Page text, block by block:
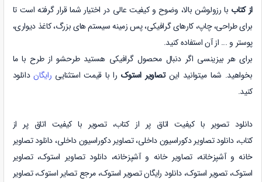
از کتاب با رزولوشن بالا، وضوح و کیفیت عالی در اختیار شما قرار گرفته است تا
برای طراحی، چاپ، کارهای گرافیکی، پس زمینه سیستم های بزرگ، کاغذ دیواری،
پوستر و ... از آن استفاده کنید.
برای هر بیزینسی اگر دنبال محصول گرافیکی هستید طرحشو از طرح با ما
بخواهید. شما میتوانید این تصاویر استوک را با قیمت استثنایی رایگان دانلود
کنید.
دانلود تصویر با کیفیت اتاق پر از کتاب، تصویر با کیفیت اتاق پر از
کتاب،دانلودتصاویر دکوراسیون داخلی،تصاویر دکوراسیون داخلی،دانلودتصاویر
خانه و آشپزخانه، تصاویر خانه و آشپزخانه، دانلود تصاویر استوک، تصاویر
استوک، تصویر استوک، دانلود رایگان تصویر استوک، مرجع تصایر استوک، تصاویر